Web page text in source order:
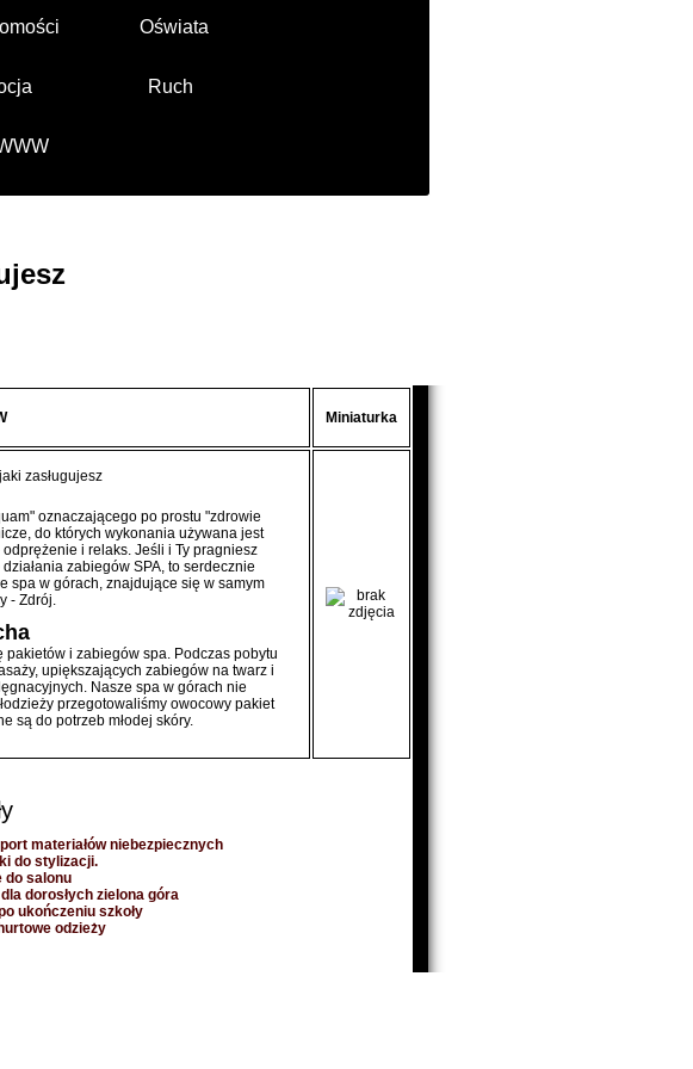
Oświata
Ruch
Miniaturka
zasługujesz
oznaczającego po prostu "zdrowie
do których wykonania używana jest
i relaks. Jeśli i Ty pragniesz
zabiegów SPA, to serdecznie
spa w górach, znajdujące się w samym
- Zdrój.
i zabiegów spa. Podczas pobytu
upiększających zabiegów na twarz i
Nasze spa w górach nie
przegotowaliśmy owocowy pakiet
są do potrzeb młodej skóry.
materiałów niebezpiecznych
do stylizacji.
do salonu
dorosłych zielona góra
ukończeniu szkoły
odzieży